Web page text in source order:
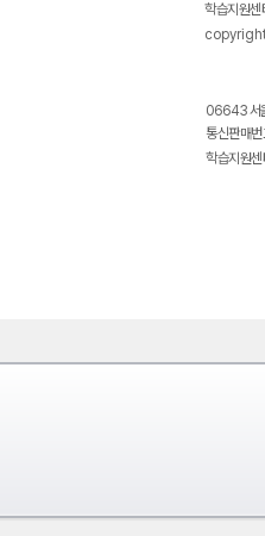
학습지원
06643 서
통신판매
학습지원